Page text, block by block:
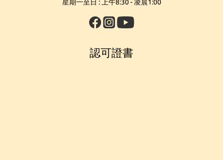
星期一至日 : 上午8:30 - 凌晨1:00
認可證書